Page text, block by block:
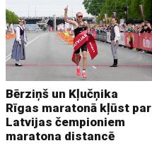
Bērziņš un Kļučņika
Rīgas maratonā kļūst par
Latvijas čempioniem
maratona distancē